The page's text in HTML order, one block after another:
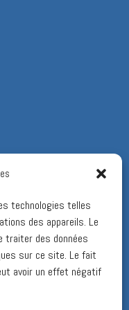
technologies telles
des appareils. Le
traiter des données
sur ce site. Le fait
avoir un effet négatif